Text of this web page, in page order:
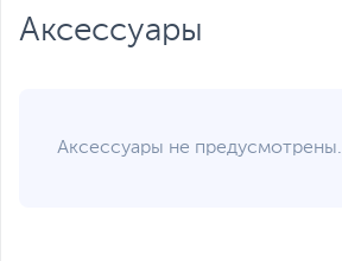
Аксессуары
Аксессуары не предусмотрены.